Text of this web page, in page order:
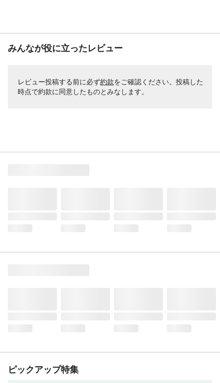
みんなが役に立ったレビュー
レビュー投稿する前に必ず約款をご確認ください。投稿した
時点で約款に同意したものとみなします。
ピックアップ特集